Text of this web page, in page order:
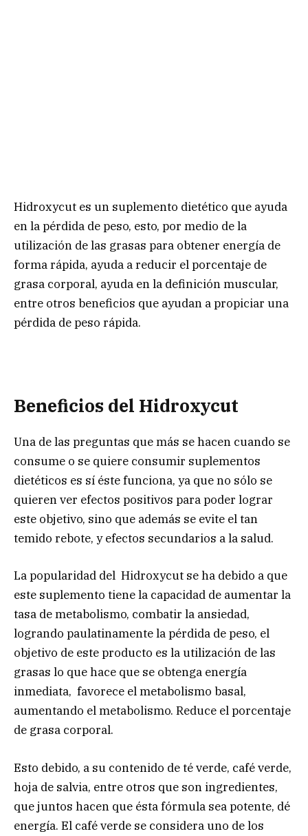
Hidroxycut es un suplemento dietético que ayuda
en la pérdida de peso, esto, por medio de la
utilización de las grasas para obtener energía de
forma rápida, ayuda a reducir el porcentaje de
grasa corporal, ayuda en la definición muscular,
entre otros beneficios que ayudan a propiciar una
pérdida de peso rápida.
Beneficios del Hidroxycut
Una de las preguntas que más se hacen cuando se
consume o se quiere consumir suplementos
dietéticos es sí éste funciona, ya que no sólo se
quieren ver efectos positivos para poder lograr
este objetivo, sino que además se evite el tan
temido rebote, y efectos secundarios a la salud.
La popularidad del Hidroxycut se ha debido a que
este suplemento tiene la capacidad de aumentar la
tasa de metabolismo, combatir la ansiedad,
logrando paulatinamente la pérdida de peso, el
objetivo de este producto es la utilización de las
grasas lo que hace que se obtenga energía
inmediata, favorece el metabolismo basal,
aumentando el metabolismo. Reduce el porcentaje
de grasa corporal.
Esto debido, a su contenido de té verde, café verde,
hoja de salvia, entre otros que son ingredientes,
que juntos hacen que ésta fórmula sea potente, dé
energía. El café verde se considera uno de los